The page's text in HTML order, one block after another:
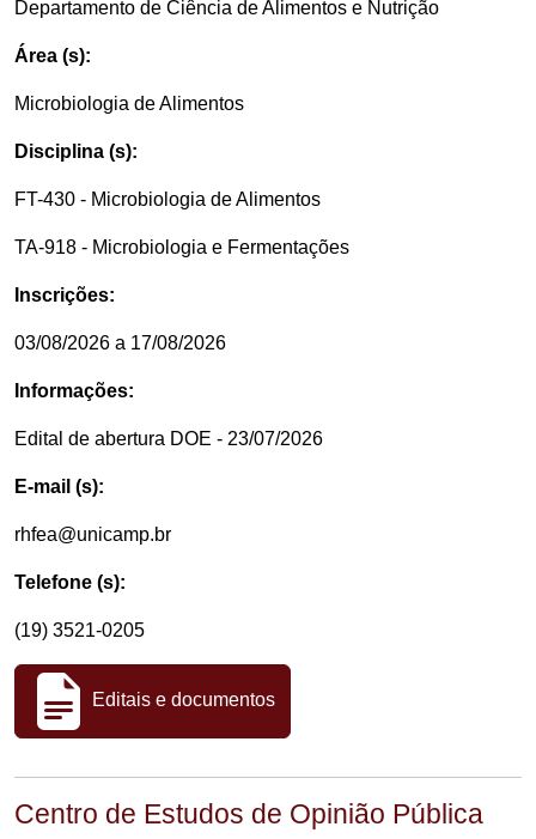
Departamento de Ciência de Alimentos e Nutrição
Área (s):
Microbiologia de Alimentos
Disciplina (s):
FT-430 - Microbiologia de Alimentos
TA-918 - Microbiologia e Fermentações
Inscrições:
03/08/2026 a 17/08/2026
Informações:
Edital de abertura DOE - 23/07/2026
E-mail (s):
rhfea@unicamp.br
Telefone (s):
(19) 3521-0205
Editais e documentos
Centro de Estudos de Opinião Pública